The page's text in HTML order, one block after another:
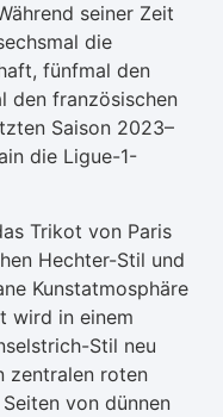
seiner Zeit
die
fünfmal den
den französischen
Saison 2023–
die Ligue-1-
Trikot von Paris
Hechter-Stil und
Kunstatmosphäre
wird in einem
Stil neu
zentralen roten
von dünnen